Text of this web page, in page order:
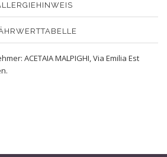
ACETAIA MALPIGHI, Via Emilia Est